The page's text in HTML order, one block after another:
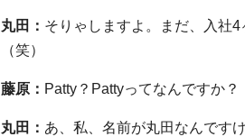
丸田： そりゃしますよ。まだ、入社4
（笑）
藤原： Patty？Pattyってなんですか？
丸田： あ、私、名前が丸田なんです